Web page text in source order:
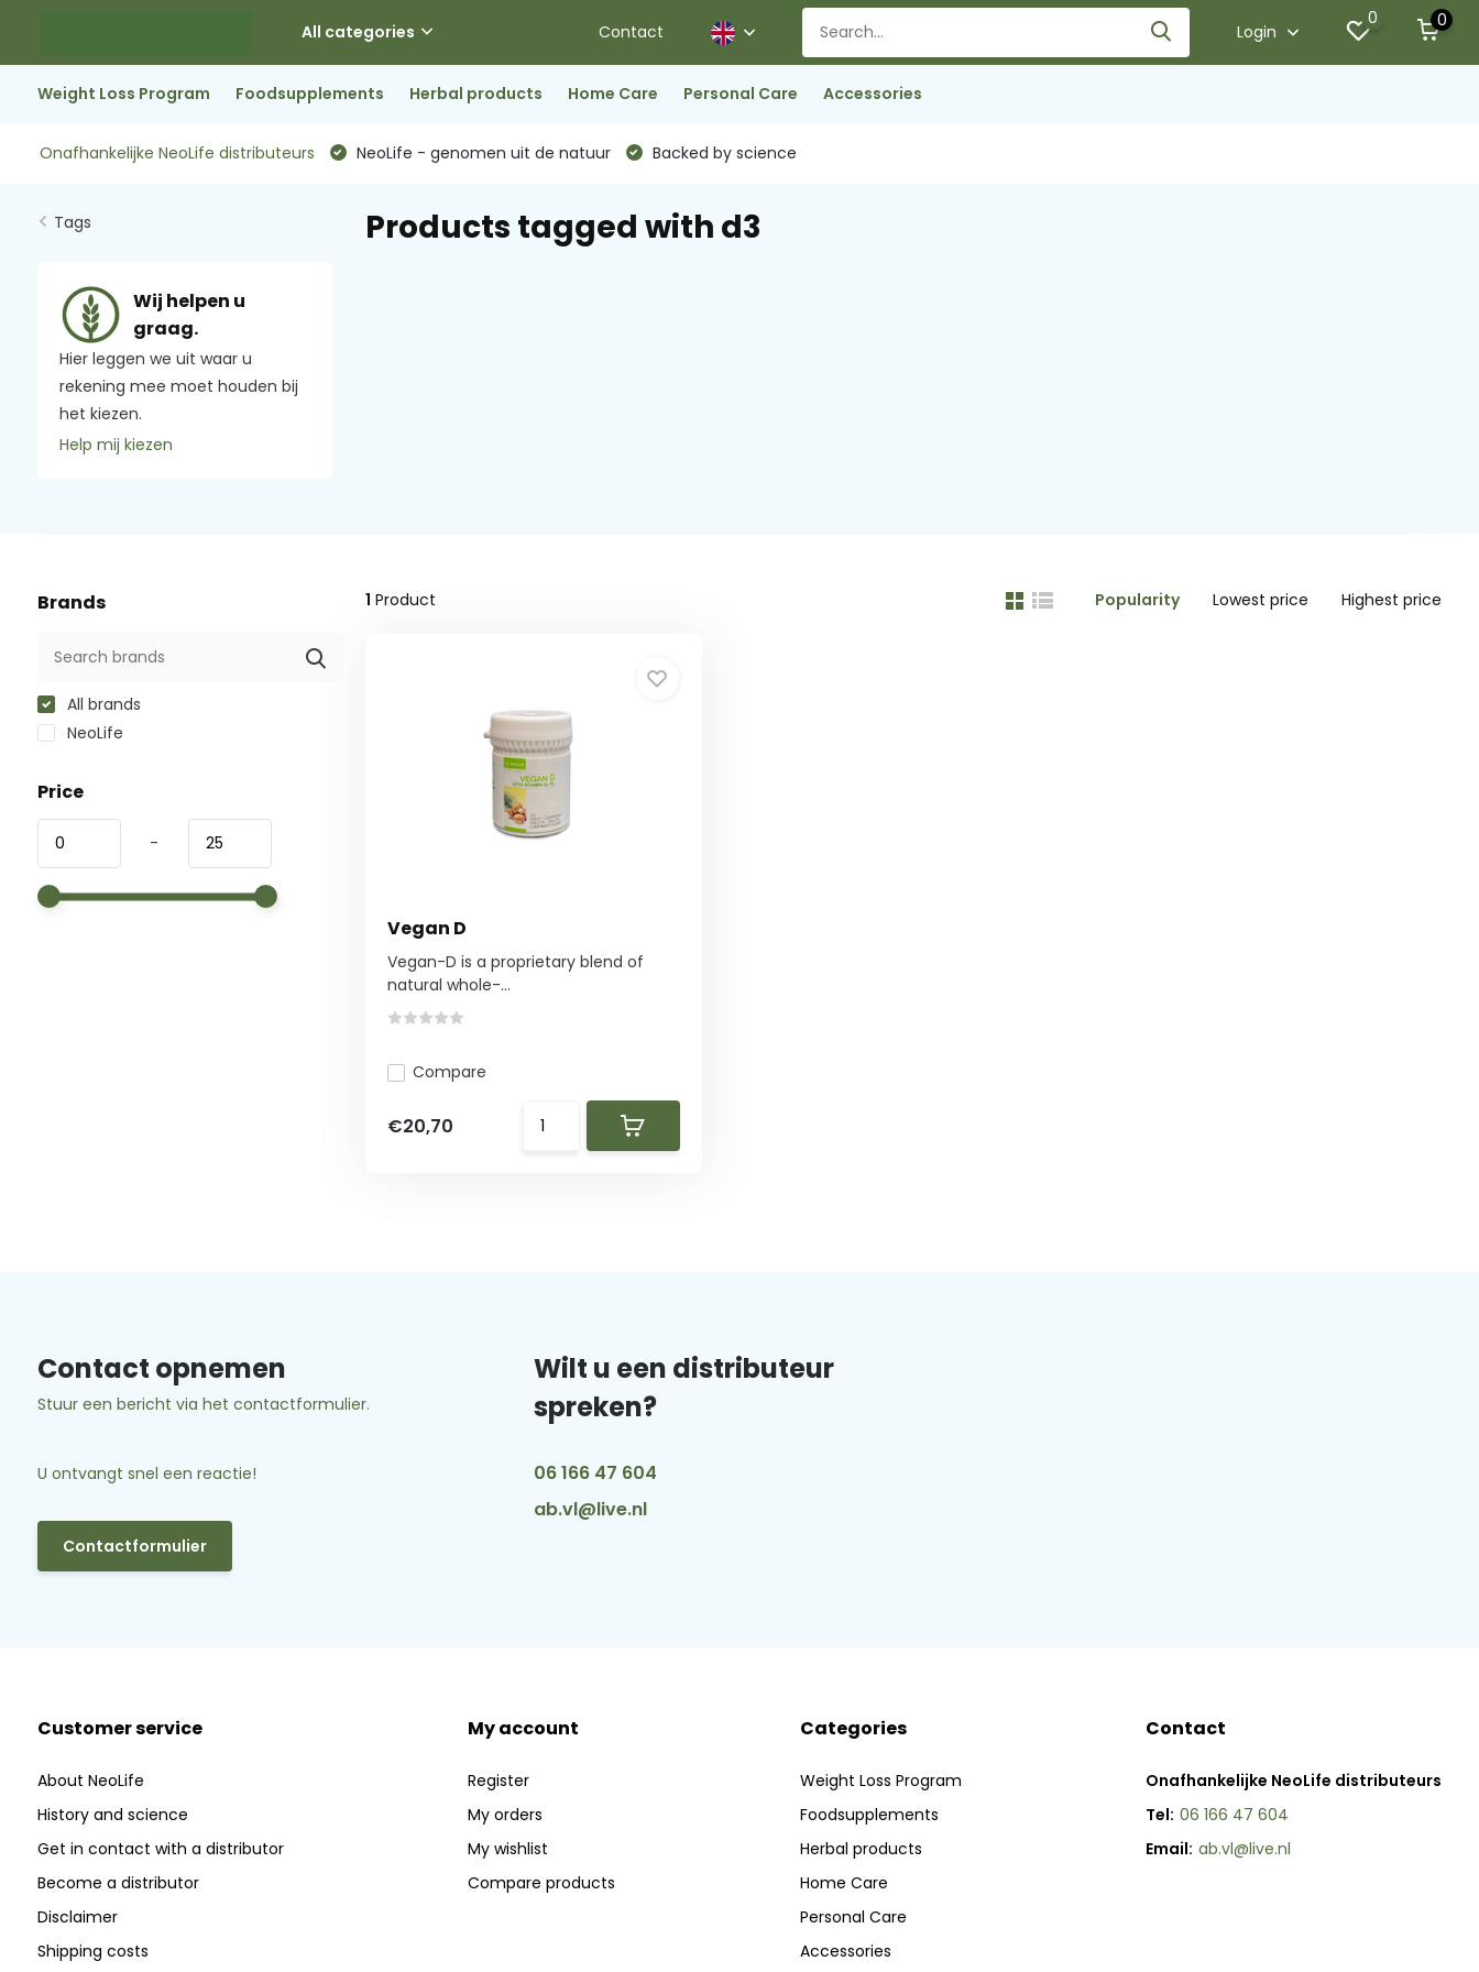
All categories Contact Login
0 0
Weight Loss Program Foodsupplements Herbal products Home Care Personal Care Accessories
Onafhankelijke NeoLife distributeurs NeoLife - genomen uit de natuur Backed by science
Tags
Wij helpen u
graag.
Hier leggen we uit waar u
rekening mee moet houden bij
het kiezen.
Help mij kiezen
Products tagged with d3
Brands
All brands
NeoLife
Price
-
1 Product Popularity Lowest price Highest price
Vegan D
Vegan-D is a proprietary blend of
natural whole-...
Compare
€20,70
Contact opnemen
Stuur een bericht via het contactformulier.
U ontvangt snel een reactie!
Contactformulier
Wilt u een distributeur
spreken?
06 166 47 604
ab.vl@live.nl
Customer service
About NeoLife
History and science
Get in contact with a distributor
Become a distributor
Disclaimer
Shipping costs
My account
Register
My orders
My wishlist
Compare products
Categories
Weight Loss Program
Foodsupplements
Herbal products
Home Care
Personal Care
Accessories
Contact
Onafhankelijke NeoLife distributeurs
Tel: 06 166 47 604
Email: ab.vl@live.nl